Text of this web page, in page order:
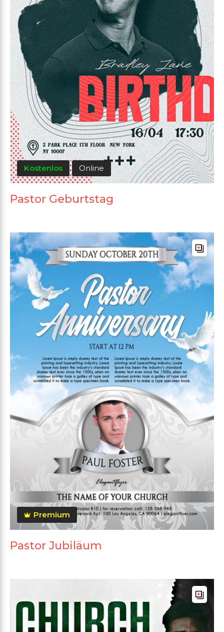
Kostenlos Online
Pastor Geburtstag
Premium
Pastor Jubiläum